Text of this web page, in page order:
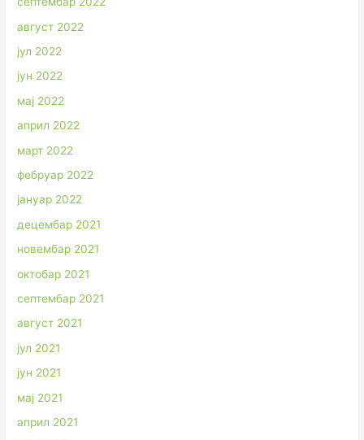
август 2022
јул 2022
јун 2022
мај 2022
април 2022
март 2022
фебруар 2022
јануар 2022
децембар 2021
новембар 2021
октобар 2021
септембар 2021
август 2021
јул 2021
јун 2021
мај 2021
април 2021